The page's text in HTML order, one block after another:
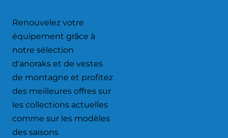
Renouvelez votre
équipement grâce à
notre sélection
d'anoraks et de vestes
de montagne et profitez
des meilleures offres sur
les collections actuelles
comme sur les modèles
des saisons